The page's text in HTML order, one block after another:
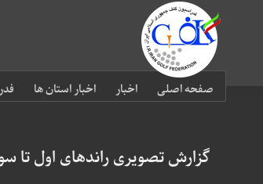
صفحه اصلی اخبار اخبار استان ها
گزارش تصویری راند‌های اول تا